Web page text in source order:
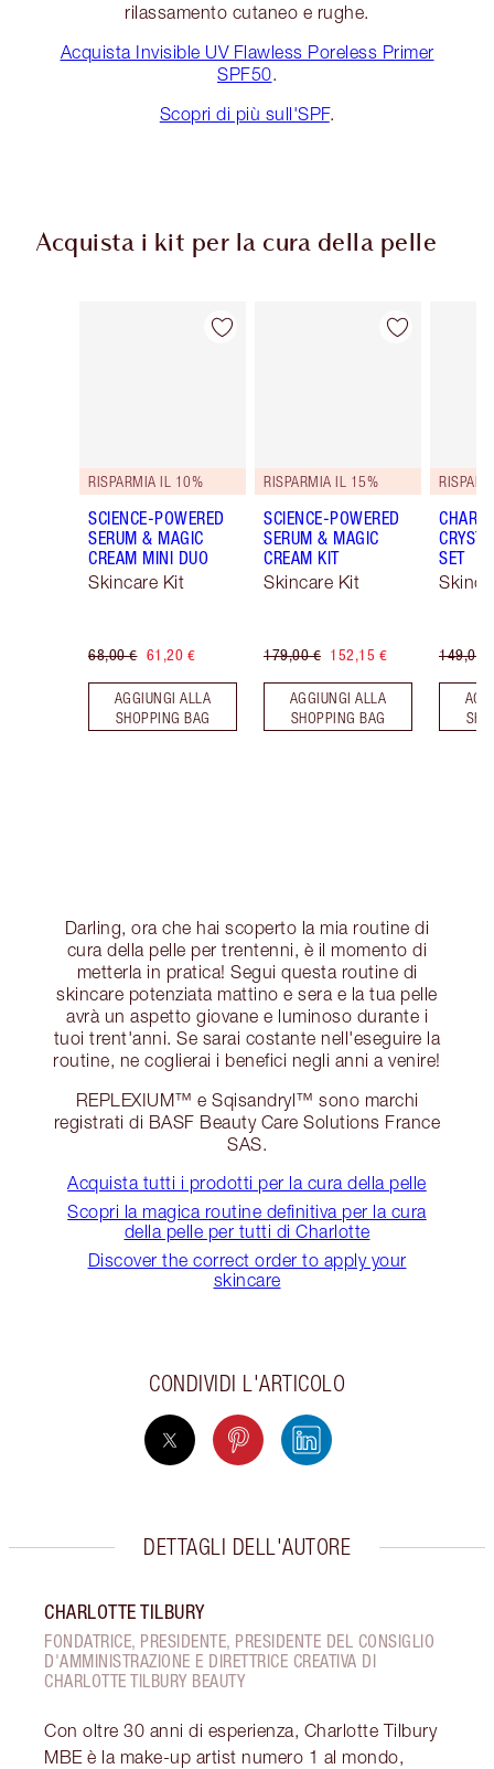
rilassamento cutaneo e rughe.
Acquista Invisible UV Flawless Poreless Primer
SPF50.
Scopri di più sull'SPF.
Acquista i kit per la cura della pelle
Articolo 1 di 48
RISPARMIA IL 10%
SCIENCE-POWERED
SERUM & MAGIC
CREAM MINI DUO
Skincare Kit
68,00 € 61,20 €
AGGIUNGI ALLA
SHOPPING BAG
Articolo 2 di 48
RISPARMIA IL 15%
SCIENCE-POWERED
SERUM & MAGIC
CREAM KIT
Skincare Kit
179,00 € 152,15 €
AGGIUNGI ALLA
SHOPPING BAG
SET
149,00
Darling, ora che hai scoperto la mia routine di
cura della pelle per trentenni, è il momento di
metterla in pratica! Segui questa routine di
skincare potenziata mattino e sera e la tua pelle
avrà un aspetto giovane e luminoso durante i
tuoi trent'anni. Se sarai costante nell'eseguire la
routine, ne coglierai i benefici negli anni a venire!
REPLEXIUM™ e Sqisandryl™ sono marchi
registrati di BASF Beauty Care Solutions France
SAS.
Acquista tutti i prodotti per la cura della pelle
Scopri la magica routine definitiva per la cura
della pelle per tutti di Charlotte
Discover the correct order to apply your
skincare
CONDIVIDI L'ARTICOLO
DETTAGLI DELL'AUTORE
CHARLOTTE TILBURY
FONDATRICE, PRESIDENTE, PRESIDENTE DEL CONSIGLIO
D'AMMINISTRAZIONE E DIRETTRICE CREATIVA DI
CHARLOTTE TILBURY BEAUTY
Con oltre 30 anni di esperienza, Charlotte Tilbury
MBE è la make-up artist numero 1 al mondo,